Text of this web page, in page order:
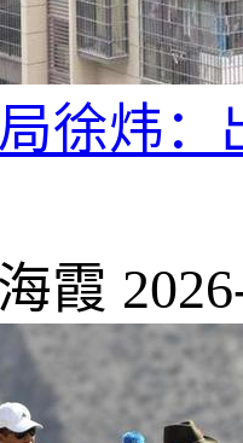
徐炜：
海霞